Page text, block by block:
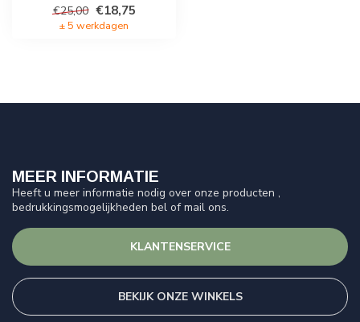
€25,00 €18,75
± 5 werkdagen
MEER INFORMATIE
Heeft u meer informatie nodig over onze producten ,
bedrukkingsmogelijkheden bel of mail ons.
KLANTENSERVICE
BEKIJK ONZE WINKELS